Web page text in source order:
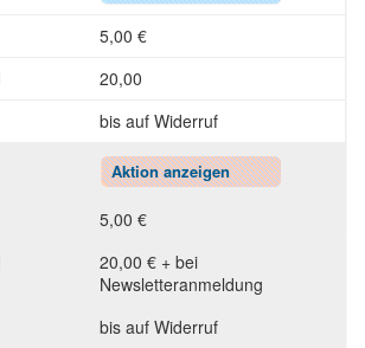
5,00 €
20,00
bis auf Widerruf
Aktion anzeigen
5,00 €
20,00 € + bei
Newsletteranmeldung
bis auf Widerruf